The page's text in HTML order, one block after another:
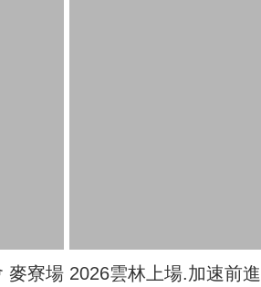
麥寮場 2026雲林上場.加速前